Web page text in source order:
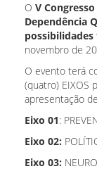
O V
Dependência
novembro de
O evento terá
(quatro) EIXOS
apresentação
Eixo 01:
Eixo 02:
Eixo 03: